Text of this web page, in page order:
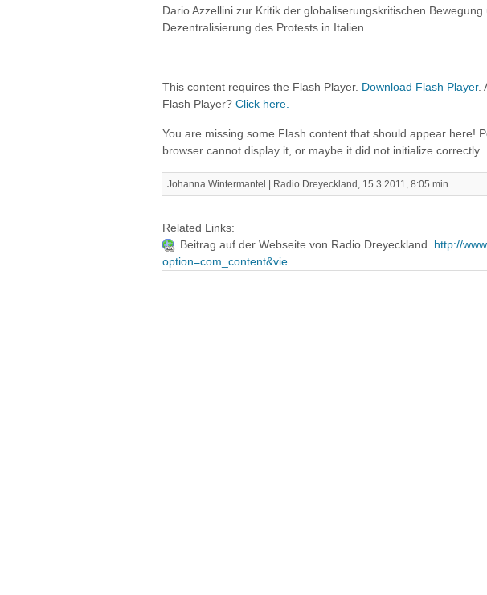
Dario Azzellini zur Kritik der globaliserungskritischen Bewegung
Dezentralisierung des Protests in Italien.
This content requires the Flash Player. Download Flash Player.
Flash Player? Click here.
You are missing some Flash content that should appear here!
browser cannot display it, or maybe it did not initialize correctly.
Johanna Wintermantel | Radio Dreyeckland, 15.3.2011, 8:05 min
Related Links:
Beitrag auf der Webseite von Radio Dreyeckland
http://
option=com_content&vie...